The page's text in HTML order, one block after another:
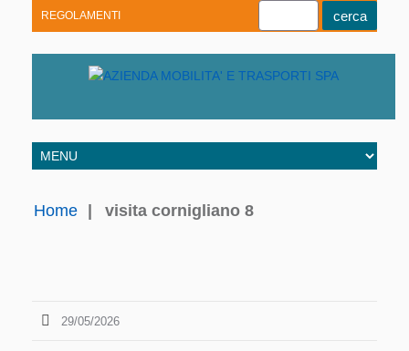
REGOLAMENTI
Home visita cornigliano 8
29/05/2026